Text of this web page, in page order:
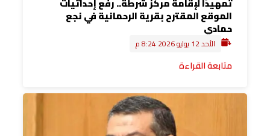
الموقع المقترح بقرية الرحمانية في نجع
حمادي
الأحد 12 يوليو 2026 8:24 م
متابعة القراءة